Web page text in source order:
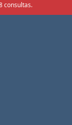
consultas.